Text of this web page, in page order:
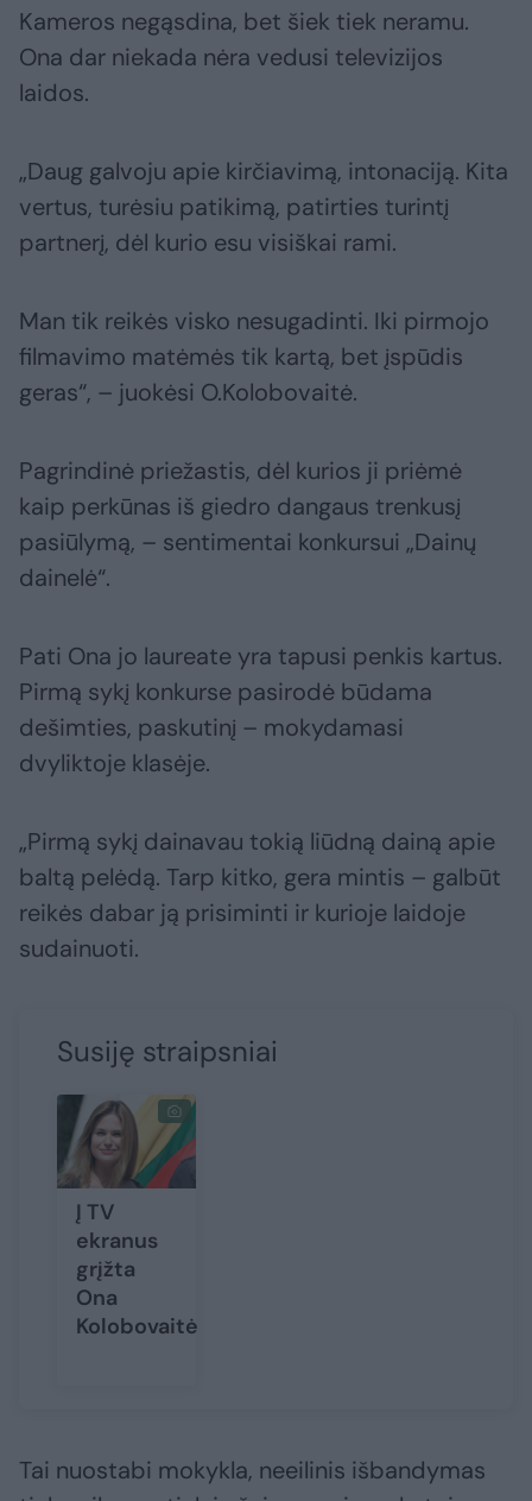
Kameros negąsdina, bet šiek tiek neramu.
Ona dar niekada nėra vedusi televizijos
laidos.
„Daug galvoju apie kirčiavimą, intonaciją. Kita
vertus, turėsiu patikimą, patirties turintį
partnerį, dėl kurio esu visiškai rami.
Man tik reikės visko nesugadinti. Iki pirmojo
filmavimo matėmės tik kartą, bet įspūdis
geras“, – juokėsi O.Kolobovaitė.
Pagrindinė priežastis, dėl kurios ji priėmė
kaip perkūnas iš giedro dangaus trenkusį
pasiūlymą, – sentimentai konkursui „Dainų
dainelė“.
Pati Ona jo laureate yra tapusi penkis kartus.
Pirmą sykį konkurse pasirodė būdama
dešimties, paskutinį – mokydamasi
dvyliktoje klasėje.
„Pirmą sykį dainavau tokią liūdną dainą apie
baltą pelėdą. Tarp kitko, gera mintis – galbūt
reikės dabar ją prisiminti ir kurioje laidoje
sudainuoti.
Susiję straipsniai
Į TV
ekranus
grįžta
Ona
Kolobovaitė
Tai nuostabi mokykla, neeilinis išbandymas